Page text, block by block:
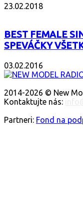
23.02.2018
BEST FEMALE
SPEVÁČKY
03.02.2016
2014-2026 © New
Kontaktujte nás:
Partneri: Fond na